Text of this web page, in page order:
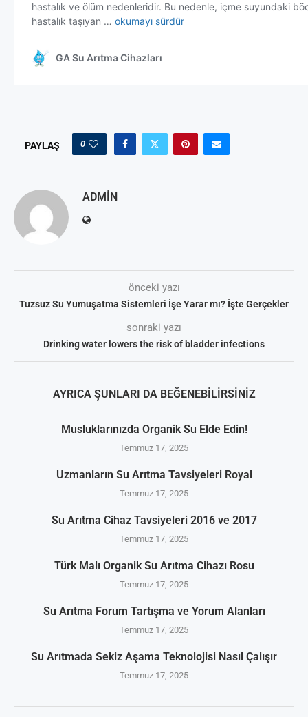
PAYLAŞ 0
ADMIN
önceki yazı
Tuzsuz Su Yumuşatma Sistemleri İşe Yarar mı? İşte Gerçekler
sonraki yazı
Drinking water lowers the risk of bladder infections
AYRICA ŞUNLARI DA BEĞENEBILIRSINIZ
Musluklarınızda Organik Su Elde Edin!
Temmuz 17, 2025
Uzmanların Su Arıtma Tavsiyeleri Royal
Temmuz 17, 2025
Su Arıtma Cihaz Tavsiyeleri 2016 ve 2017
Temmuz 17, 2025
Türk Malı Organik Su Arıtma Cihazı Rosu
Temmuz 17, 2025
Su Arıtma Forum Tartışma ve Yorum Alanları
Temmuz 17, 2025
Su Arıtmada Sekiz Aşama Teknolojisi Nasıl Çalışır
Temmuz 17, 2025